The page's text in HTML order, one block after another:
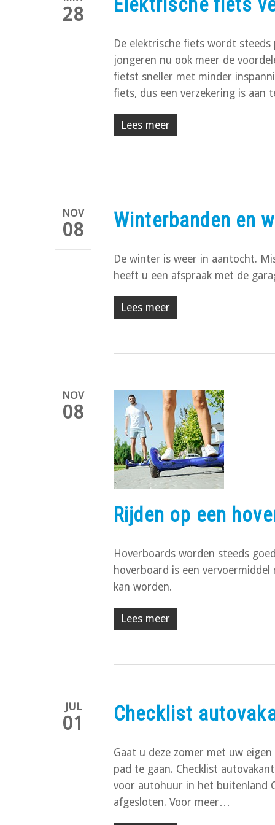
28 Elektrische fiets
De elektrische fiets wordt
jongeren nu ook meer de
fietst sneller met minder
fiets, dus een verzekering is aan
Lees meer
NOV
08 Winterbanden en
De winter is weer in aantocht.
heeft u een afspraak met de
Lees meer
NOV
08
Rijden op een
Hoverboards worden steeds
hoverboard is een
kan worden.
Lees meer
JUL
01 Checklist
Gaat u deze zomer met uw
pad te gaan. Checklist
voor autohuur in het buitenland
afgesloten. Voor meer…